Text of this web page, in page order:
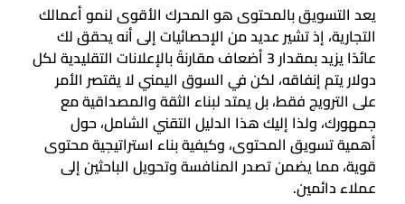
يعد التسويق بالمحتوى هو المحرك الأقوى لنمو أعمالك
التجارية، إذ تشير عديد من الإحصائيات إلى أنه يحقق لك
عائدًا يزيد بمقدار 3 أضعاف مقارنةً بالإعلانات التقليدية لكل
دولار يتم إنفاقه، لكن في السوق اليمني لا يقتصر الأمر
على الترويج فقط، بل يمتد لبناء الثقة والمصداقية مع
جمهورك، ولذا إليك هذا الدليل التقني الشامل، حول
أهمية تسويق المحتوى، وكيفية بناء استراتيجية محتوى
قوية، مما يضمن تصدر المنافسة وتحويل الباحثين إلى
عملاء دائمين.